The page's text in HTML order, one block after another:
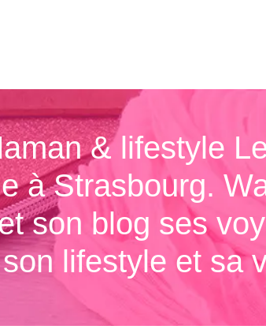
& lifestyle
à Strasbourg.
son blog ses
lifestyle et sa